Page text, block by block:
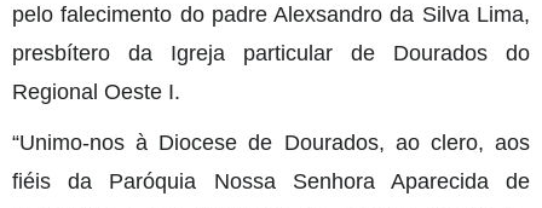
pelo falecimento do padre Alexsandro da Silva Lima,
presbítero da Igreja particular de Dourados do
Regional Oeste I.
“Unimo-nos à Diocese de Dourados, ao clero, aos
fiéis da Paróquia Nossa Senhora Aparecida de